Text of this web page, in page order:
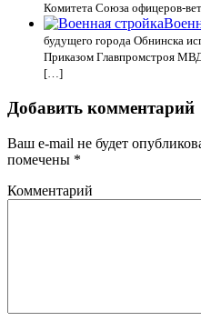
Комитета Союза офицеров-
будущего города Обнинска
Приказом Главпромстроя
[…]
Добавить комментарий
Ваш e-mail не будет
помечены *
Комментарий